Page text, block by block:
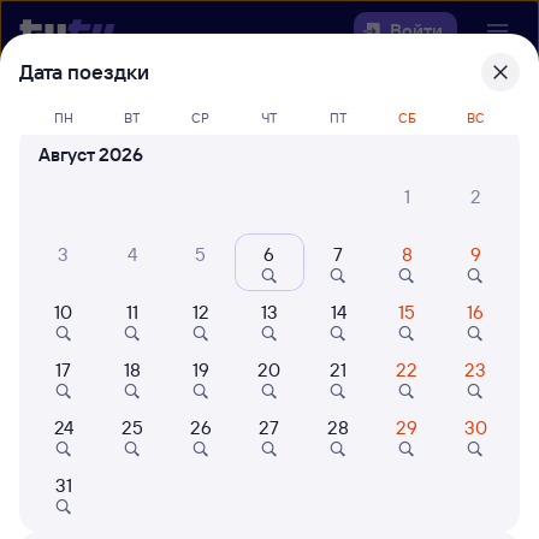
Войти
Выберите день, чтобы найтиж/д
билеты Куйтун — Ин
42 млн путешествуют с
Дата поездки
ПН ВТ СР ЧТ ПТ СБ ВС
Август 2026
1
2
3 4 5 6 7 8 9
10 11 12 13 14 15 16
17 18 19 20 21 22 23
24 25 26 27 28 29 30
31